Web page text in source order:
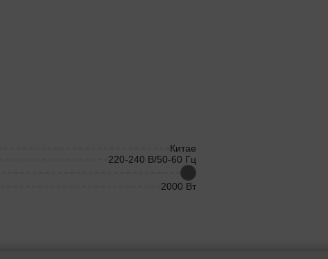
Китае
220-240 В/50-60 Гц
2000 Вт